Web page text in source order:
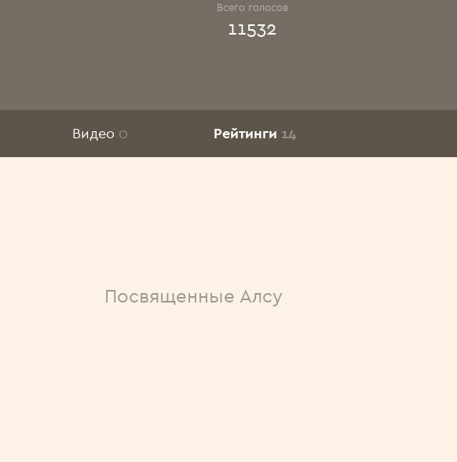
Всего голосов
11532
Видео 0 Рейтинги 14
Посвященные Алсу